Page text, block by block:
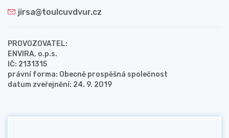
jirsa@toulcuvdvur.cz
PROVOZOVATEL:
ENVIRA, o.p.s.
IČ: 2131315
právní forma: Obecně prospěšná společnost
datum zveřejnění: 24. 9. 2019